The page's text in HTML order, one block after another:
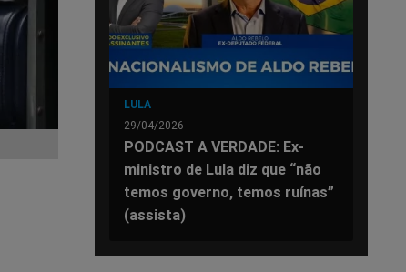
LULA
29/04/2026
PODCAST A VERDADE: Ex-
ministro de Lula diz que “não
temos governo, temos ruínas”
(assista)